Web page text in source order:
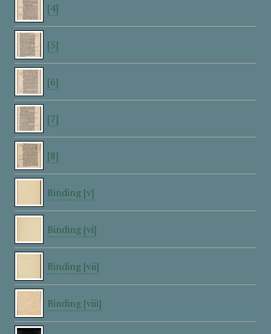
[4]
[5]
[6]
[7]
[8]
Binding [v]
Binding [vi]
Binding [vii]
Binding [viii]